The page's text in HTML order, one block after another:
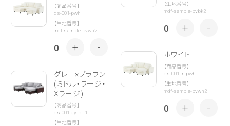
【商品番号】
ds-001-pwh
【生地番号】
mdf-sample-pvwh2
0 + -
グレー×ブラウン
(ミドル・ラージ・
Xラージ)
【商品番号】
ds-001-gy-br-1
【生地番号】
【生地番号】
mdf-sample-pvbk2
0 + -
ホワイト
【商品番号】
ds-001-m-pwh
【生地番号】
mdf-sample-pvwh2
0 + -